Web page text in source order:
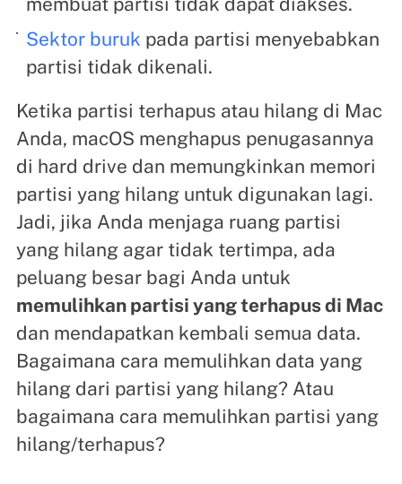
Sektor buruk pada partisi menyebabkan
partisi tidak dikenali.
Ketika partisi terhapus atau hilang di Mac
Anda, macOS menghapus penugasannya
di hard drive dan memungkinkan memori
partisi yang hilang untuk digunakan lagi.
Jadi, jika Anda menjaga ruang partisi
yang hilang agar tidak tertimpa, ada
peluang besar bagi Anda untuk
memulihkan partisi yang terhapus di Mac
dan mendapatkan kembali semua data.
Bagaimana cara memulihkan data yang
hilang dari partisi yang hilang? Atau
bagaimana cara memulihkan partisi yang
hilang/terhapus?